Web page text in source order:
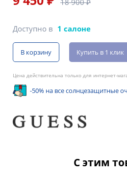
18 900 ₽
Доступно в 1 салоне
В корзину Купить в 1 клик
Цена действительна только для интернет-
-50% на все солнцезащитные
С этим